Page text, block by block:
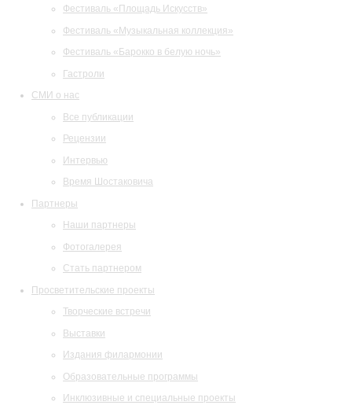
Фестиваль «Площадь Искусств»
Фестиваль «Музыкальная коллекция»
Фестиваль «Барокко в белую ночь»
Гастроли
СМИ о нас
Все публикации
Рецензии
Интервью
Время Шостаковича
Партнеры
Наши партнеры
Фотогалерея
Стать партнером
Просветительские проекты
Творческие встречи
Выставки
Издания филармонии
Образовательные программы
Инклюзивные и специальные проекты